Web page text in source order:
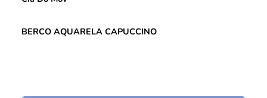
BERCO AQUARELA CAPUCCINO